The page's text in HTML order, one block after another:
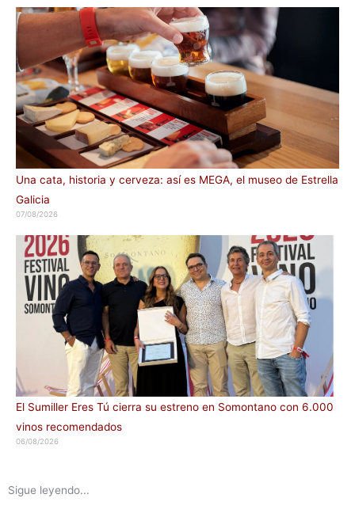
Una cata, historia y cerveza: así es MEGA, el museo de Estrella
Galicia
07/08/2026
El Sumiller Eres Tú cierra su estreno en Somontano con 6.000
vinos recomendados
06/08/2026
Sigue leyendo...